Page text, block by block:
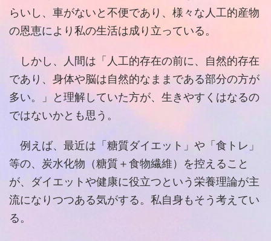
らいし、車がないと不便であり、様々な人工的産物
の恩恵により私の生活は成り立っている。
しかし、人間は「人工的存在の前に、自然的存在
であり、身体や脳は自然的なままである部分の方が
多い。」と理解していた方が、生きやすくはなるの
ではないかとも思う。
例えば、最近は「糖質ダイエット」や「食トレ」
等の、炭水化物（糖質＋食物繊維）を控えること
が、ダイエットや健康に役立つという栄養理論が主
流になりつつある気がする。私自身もそう考えてい
る。